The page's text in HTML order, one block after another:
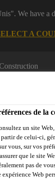
We have a
A
de la
un site
partir de celui-ci,
vous, sur vos
que le site
pas de
Web